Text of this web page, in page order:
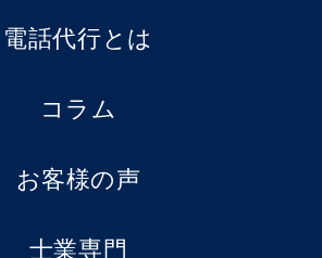
電話代行とは
コラム
お客様の声
士業専門